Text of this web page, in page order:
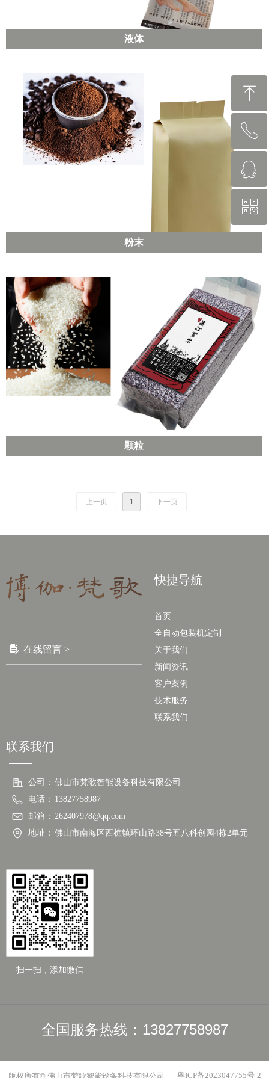
液体
粉末
颗粒
上一页 1 下一页
联系我们
公司： 佛山市梵歌智能设备科技有限公司
电话： 13827758987
邮箱： 262407978@qq.com
地址： 佛山市南海区西樵镇环山路38号五八科创园4栋2单元
扫一扫，添加微信
넖 在线留言 >
快捷导航
首页
全自动包装机定制
关于我们
新闻资讯
客户案例
技术服务
联系我们
全国服务热线：13827758987
版权所有© 佛山市梵歌智能设备科技有限公司 粤ICP备2023047755号-2
ꁸ
回到顶部
ꂅ
13827758987
ꁗ
262407978
ꀥ